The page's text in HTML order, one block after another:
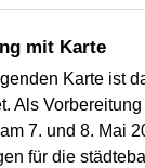
mit Karte
Karte ist
Als
7. und 8. Mai
für die